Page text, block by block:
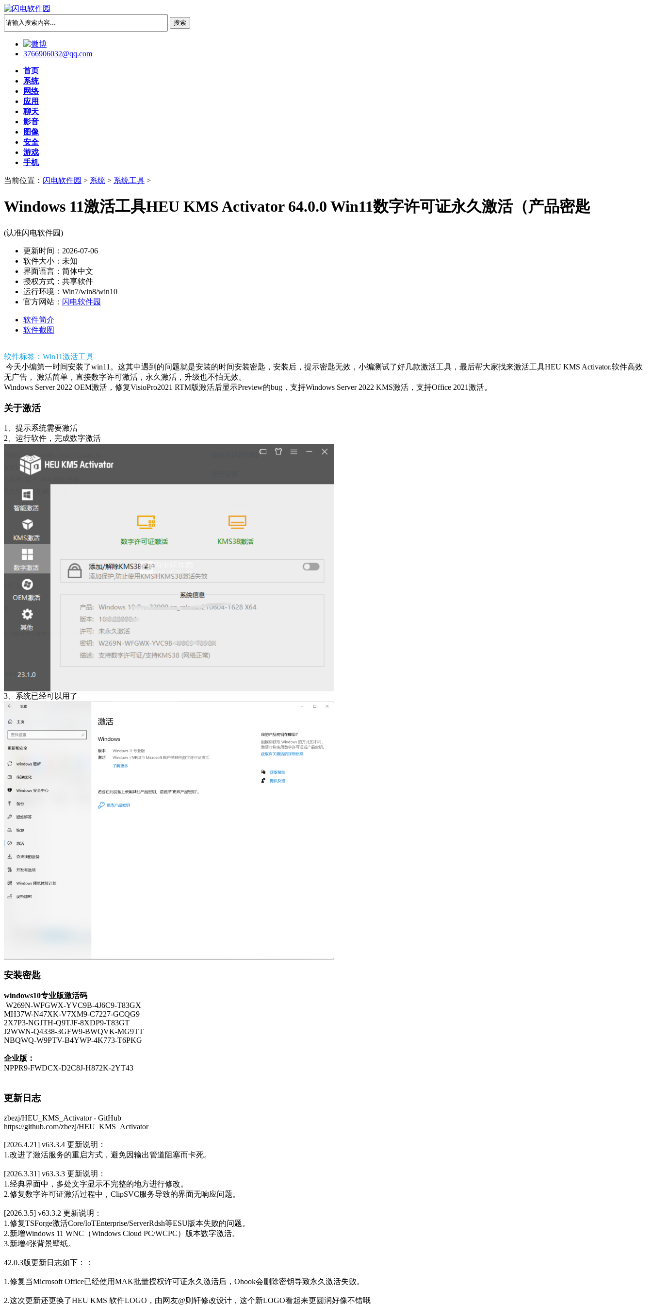
3766906032@qq.com
首页
系统
网络
应用
聊天
影音
图像
安全
游戏
手机
当前位置： 闪电软件园 > 系统 > 系统工具 >
Windows 11激活工具HEU KMS Activator 64.0.0 Win11数字许可证永久激活（产品密匙
(认准闪电软件园)
更新时间：2026-07-06
软件大小：未知
界面语言：简体中文
授权方式：共享软件
运行环境：Win7/win8/win10
官方网站： 闪电软件园
软件简介
软件截图
软件标签： Win11激活工具
今天小编第一时间安装了win11。这其中遇到的问题就是安装的时间安装密匙，安装后，提示密匙无效，小编测试了好几款激活工具，最后帮大家找来激活工具HEU KMS Activator.软件高效
无广告， 激活简单，直接数字许可激活，永久激活，升级也不怕无效。
Windows Server 2022 OEM激活，修复VisioPro2021 RTM版激活后显示Preview的bug，支持Windows Server 2022 KMS激活，支持Office 2021激活。
关于激活
1、提示系统需要激活
2、运行软件，完成数字激活
3、系统已经可以用了
安装密匙
windows10专业版激活码
W269N-WFGWX-YVC9B-4J6C9-T83GX
MH37W-N47XK-V7XM9-C7227-GCQG9
2X7P3-NGJTH-Q9TJF-8XDP9-T83GT
J2WWN-Q4338-3GFW9-BWQVK-MG9TT
NBQWQ-W9PTV-B4YWP-4K773-T6PKG
企业版：
NPPR9-FWDCX-D2C8J-H872K-2YT43
更新日志
zbezj/HEU_KMS_Activator - GitHub
https://github.com/zbezj/HEU_KMS_Activator
[2026.4.21] v63.3.4 更新说明：
1.改进了激活服务的重启方式，避免因输出管道阻塞而卡死。
[2026.3.31] v63.3.3 更新说明：
1.经典界面中，多处文字显示不完整的地方进行修改。
2.修复数字许可证激活过程中，ClipSVC服务导致的界面无响应问题。
[2026.3.5] v63.3.2 更新说明：
1.修复TSForge激活Core/IoTEnterprise/ServerRdsh等ESU版本失败的问题。
2.新增Windows 11 WNC（Windows Cloud PC/WCPC）版本数字激活。
3.新增4张背景壁纸。
42.0.3版更新日志如下：：
1.修复当Microsoft Office已经使用MAK批量授权许可证永久激活后，Ohook会删除密钥导致永久激活失败。
2.这次更新还更换了HEU KMS 软件LOGO，由网友@则轩修改设计，这个新LOGO看起来更圆润好像不错哦